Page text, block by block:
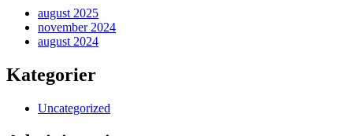
august 2025
november 2024
august 2024
Kategorier
Uncategorized